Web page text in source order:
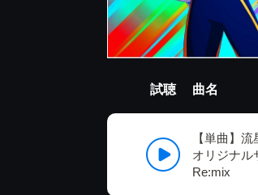
試聴 曲名
【単曲】
オリジナル
Re:mix